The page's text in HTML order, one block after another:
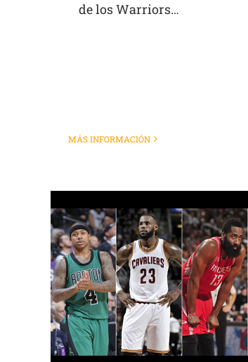
de los Warriors…
MÁS INFORMACIÓN